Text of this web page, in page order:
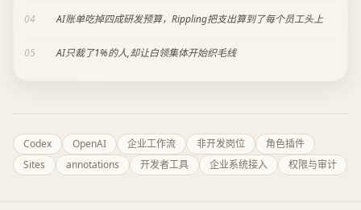
04 AI账单吃掉四成研发预算，Rippling把支出算到了每个员工头上
05 AI只裁了1%的人,却让白领集体开始织毛线
Codex OpenAI 企业工作流 非开发岗位
角色插件
Sites
annotations 开发者工具 企业系统接入 权限与审计